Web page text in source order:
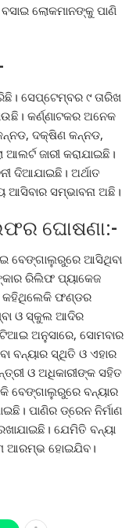
ଲୋକମାନଙ୍କୁ ପାଣି
ସେପ୍ଟେମ୍ବର ୯ ତାରିଖ
କର୍ଣ୍ଣାଟକର ଅନେକ
ଦକ୍ଷିଣ କନ୍ନଡ,
ଜାରୀ କରାଯାଇଛି।
ଦିଆଯାଇଛି। ଅର୍ଥାତ
ଆସିବାର ସମ୍ଭାବନା ଅଛି।
ଘୋଷଣା:-
ବେଙ୍ଗାଲୁରୁରେ ଆସିଥିବା
ରିଲିଫ ପ୍ୟାକେଜ
କହିଥିଲେକି ଫଣ୍ଡର
ଓ ସ୍କୁଲ ଆଦିର
ଅନୁସାରେ, ସୋମବାର
ବନ୍ୟାର ସ୍ଥିତି ଓ ଏହାର
ଓ ଅଧିକାରୀଙ୍କ ସହିତ
ବେଙ୍ଗାଲୁରୁରେ ବନ୍ୟାର
ପାଣିର ଡ୍ରେନ ନିର୍ମାଣ
ଯେମିତି ବନ୍ୟା
ଆରମ୍ଭ ହୋଇଯିବ।